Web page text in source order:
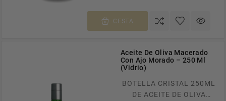
TAN SOLO 24/48H.
CESTA
Aceite De Oliva Macerado
Con Ajo Morado – 250 Ml
(Vidrio)
BOTELLA CRISTAL 250ML
DE ACEITE DE OLIVA